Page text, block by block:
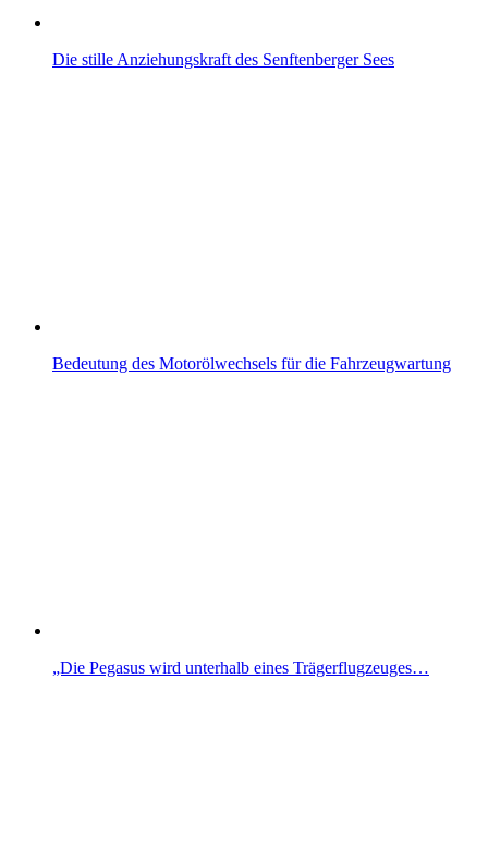
Die stille Anziehungskraft des Senftenberger Sees
Bedeutung des Motorölwechsels für die Fahrzeugwartung
„Die Pegasus wird unterhalb eines Trägerflugzeuges…